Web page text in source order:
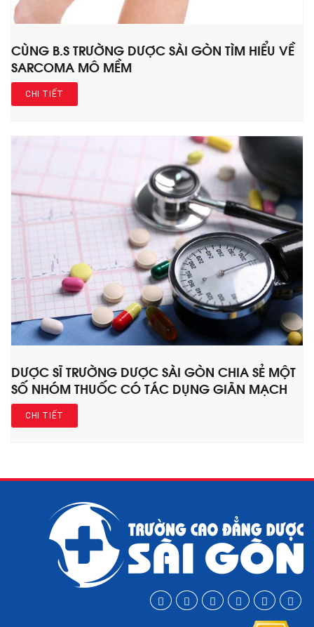
CÙNG B.S TRƯỜNG DƯỢC SÀI GÒN TÌM HIỂU VỀ
SARCOMA MÔ MỀM
CHI TIẾT
DƯỢC SĨ TRƯỜNG DƯỢC SÀI GÒN CHIA SẺ MỘT
SỐ NHÓM THUỐC CÓ TÁC DỤNG GIÃN MẠCH
CHI TIẾT